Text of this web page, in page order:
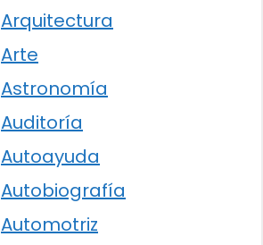
Arquitectura
Arte
Astronomía
Auditoría
Autoayuda
Autobiografía
Automotriz